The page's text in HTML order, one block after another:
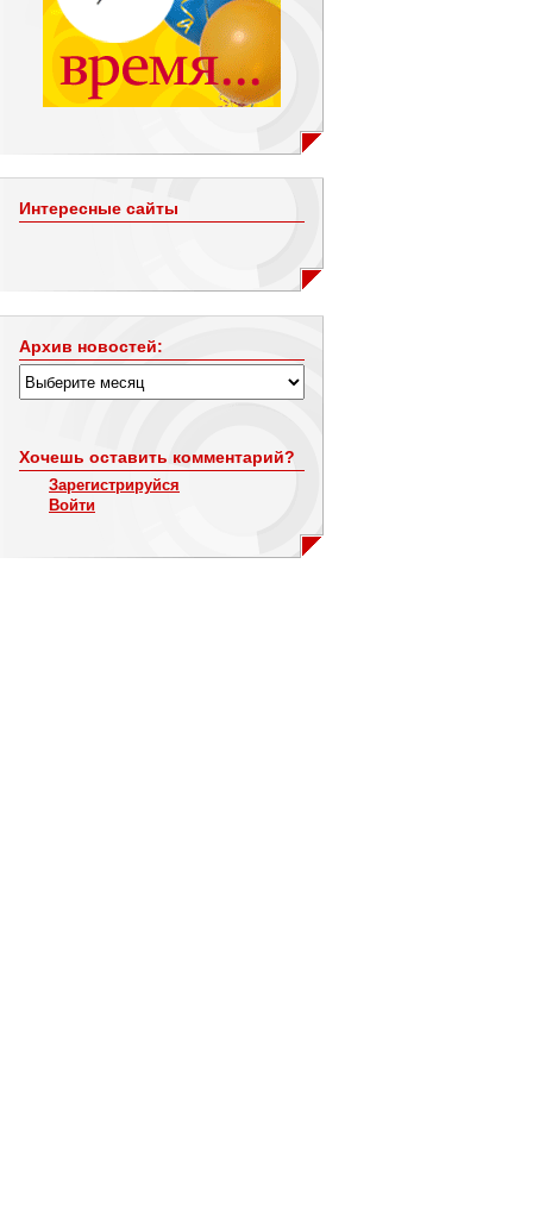
Интересные сайты
Архив новостей:
Хочешь оставить комментарий?
Зарегистрируйся
Войти